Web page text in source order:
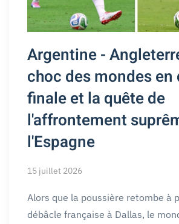
Argentine -
choc des mondes en
finale et la quête de
l'affrontement
l'Espagne
15 juillet 2026
Alors que la poussière retombe à
débâcle française à Dallas, le